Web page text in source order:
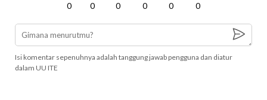
0 0 0 0 0 0
Isi komentar sepenuhnya adalah tanggung jawab pengguna dan diatur
dalam UU ITE